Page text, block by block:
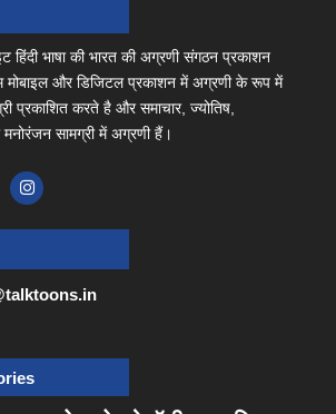
हिंदी भाषा की भारत की अग्रणी संगठन प्रकाशन
मोबाइल और डिजिटल प्रकाशन में अग्रणी के रूप में
प्रकाशित करते है और समाचार, ज्योतिष,
मनोरंजन सामग्री में अग्रणी हैं।